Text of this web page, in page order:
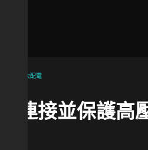
一次配電
連接並保護